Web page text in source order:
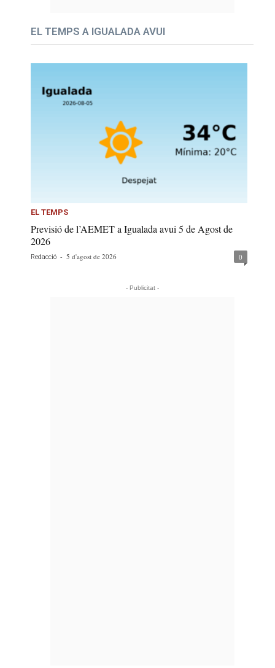
EL TEMPS A IGUALADA AVUI
EL TEMPS
Previsió de l’AEMET a Igualada avui 5 de Agost de
2026
Redacció - 5 d'agost de 2026 0
- Publicitat -